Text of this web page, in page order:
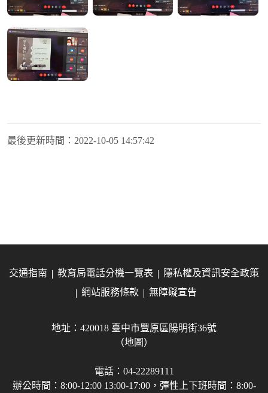
最後更新時間： 2022-10-05 14:57:42
交通指南 教育局電話分機一覽表
隱私權及資訊安全政策
網站服務條款
無障礙宣告
地址：420018 臺中市豐原區陽明街36號
（地圖）
電話：04-22289111
辦公時間：8:00-12:00 13:00-17:00，彈性上下班時間：8:00-